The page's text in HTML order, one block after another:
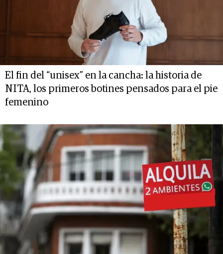
El fin del “unisex” en la cancha: la historia de
NITA, los primeros botines pensados para el pie
femenino